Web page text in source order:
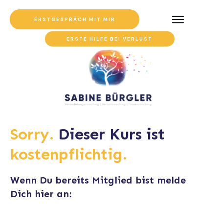
ERSTGESPRÄCH MIT MIR
ERSTE HILFE BEI VERLUST
Sorry. Dieser Kurs ist
kostenpflichtig.
Wenn Du bereits Mitglied bist melde
Dich hier an: